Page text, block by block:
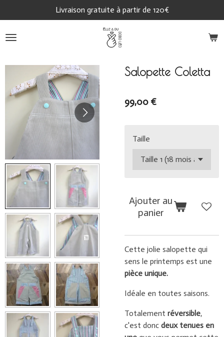
au
contenu
Livraison gratuite à partir de 120€
Salopette Coletta
99,00 €
Taille
Ajouter au
panier
Cette jolie salopette qui
sens le printemps est une
pièce unique.
Idéale en toutes saisons.
Totalement réversible,
c'est donc deux tenues en